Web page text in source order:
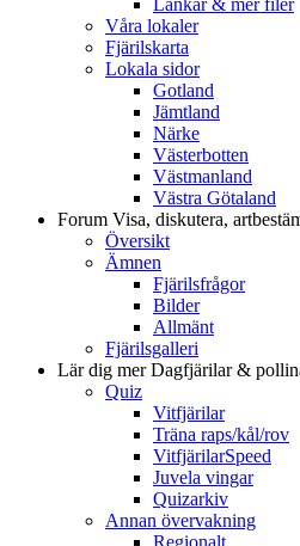
Våra lokaler
Fjärilskarta
Lokala sidor
Gotland
Jämtland
Närke
Västerbotten
Västmanland
Västra Götaland
Forum Visa, diskutera,
Översikt
Ämnen
Fjärilsfrågor
Bilder
Allmänt
Fjärilsgalleri
Lär dig merDagfjärilar &
Quiz
Vitfjärilar
Träna raps/kål/rov
VitfjärilarSpeed
Juvela vingar
Quizarkiv
Annan övervakning
Regionalt